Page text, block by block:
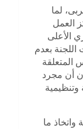
لذوي القربى، لما
العمل
الأعلى
بعدم
المتعلقة
أن مجرد
ما